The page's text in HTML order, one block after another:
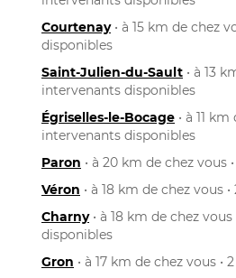
Courtenay• à 15 km de chez
disponibles
Saint-Julien-du-Sault • à 13
intervenants disponibles
Égriselles-le-Bocage • à 11
intervenants disponibles
Paron • à 20 km de chez vous
Véron • à 18 km de chez vous
Charny• à 18 km de chez
disponibles
Gron • à 17 km de chez vous